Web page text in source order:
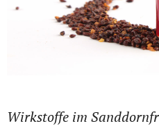
Wirkstoffe im